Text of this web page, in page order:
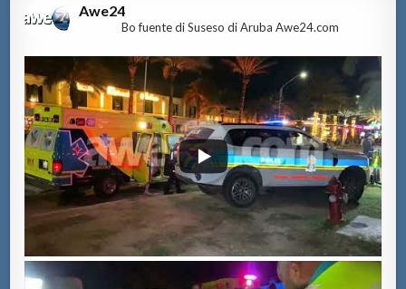
Awe24
Bo fuente di Suseso di Aruba Awe24.com